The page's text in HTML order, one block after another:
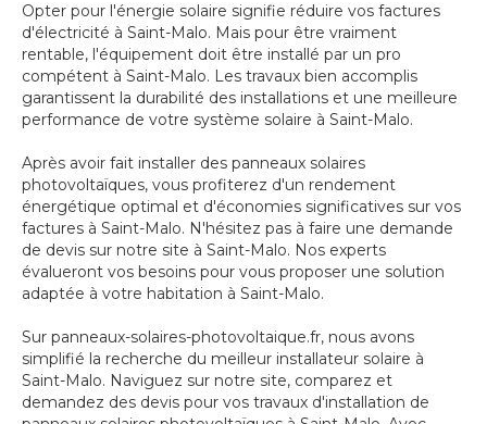
Opter pour l'énergie solaire signifie réduire vos factures
d'électricité à Saint-Malo. Mais pour être vraiment
rentable, l'équipement doit être installé par un pro
compétent à Saint-Malo. Les travaux bien accomplis
garantissent la durabilité des installations et une meilleure
performance de votre système solaire à Saint-Malo.
Après avoir fait installer des panneaux solaires
photovoltaïques, vous profiterez d'un rendement
énergétique optimal et d'économies significatives sur vos
factures à Saint-Malo. N'hésitez pas à faire une demande
de devis sur notre site à Saint-Malo. Nos experts
évalueront vos besoins pour vous proposer une solution
adaptée à votre habitation à Saint-Malo.
Sur panneaux-solaires-photovoltaique.fr, nous avons
simplifié la recherche du meilleur installateur solaire à
Saint-Malo. Naviguez sur notre site, comparez et
demandez des devis pour vos travaux d'installation de